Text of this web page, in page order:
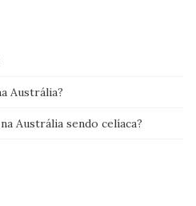
Austrália?
Austrália sendo celíaca?